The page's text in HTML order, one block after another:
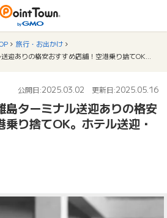
旅行・お出かけ
公開日:2025.03.02 更新日:2025.05.16
島ターミナル送迎ありの格安
り捨てOK。ホテル送迎・